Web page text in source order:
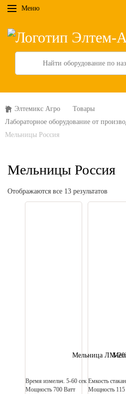
Меню
Search
Элтемикс Агро
Товары
Лабораторное оборудование от
Мельницы Россия
Мельницы Россия
Отображаются все 13 результатов
Мельница ЛМ-
Время измельч. 5-60 сек
Мощность 700 Ватт
Емкость
Мощность